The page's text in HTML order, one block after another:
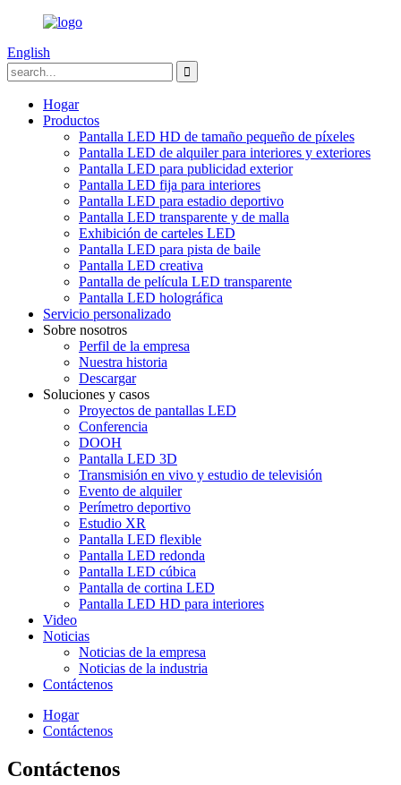
English
Hogar
Productos
Pantalla LED HD de tamaño pequeño de píxeles
Pantalla LED de alquiler para interiores y exteriores
Pantalla LED para publicidad exterior
Pantalla LED fija para interiores
Pantalla LED para estadio deportivo
Pantalla LED transparente y de malla
Exhibición de carteles LED
Pantalla LED para pista de baile
Pantalla LED creativa
Pantalla de película LED transparente
Pantalla LED holográfica
Servicio personalizado
Sobre nosotros
Perfil de la empresa
Nuestra historia
Descargar
Soluciones y casos
Proyectos de pantallas LED
Conferencia
DOOH
Pantalla LED 3D
Transmisión en vivo y estudio de televisión
Evento de alquiler
Perímetro deportivo
Estudio XR
Pantalla LED flexible
Pantalla LED redonda
Pantalla LED cúbica
Pantalla de cortina LED
Pantalla LED HD para interiores
Video
Noticias
Noticias de la empresa
Noticias de la industria
Contáctenos
Hogar
Contáctenos
Contáctenos